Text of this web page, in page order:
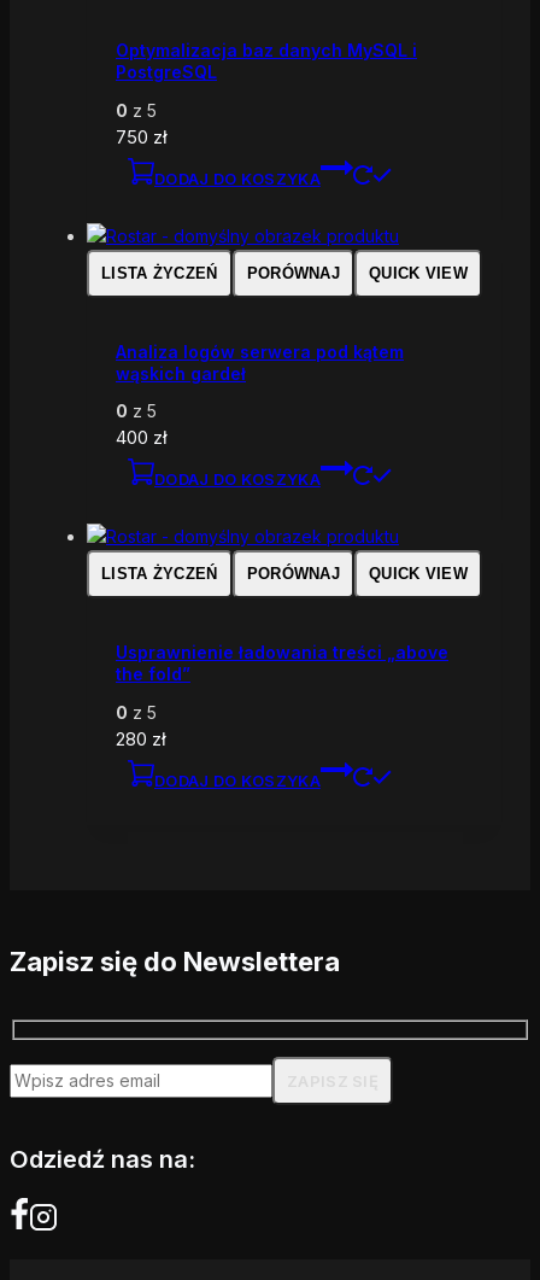
Optymalizacja baz danych MySQL i
PostgreSQL
0 z 5
750 zł
DODAJ DO KOSZYKA
LISTA ŻYCZEŃ PORÓWNAJ QUICK VIEW
Analiza logów serwera pod kątem
wąskich gardeł
0 z 5
400 zł
DODAJ DO KOSZYKA
LISTA ŻYCZEŃ PORÓWNAJ QUICK VIEW
Usprawnienie ładowania treści „above
the fold”
0 z 5
280 zł
DODAJ DO KOSZYKA
Zapisz się do Newslettera
Odziedź nas na: